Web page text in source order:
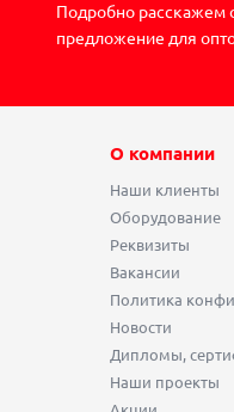
Подробно расскажем
предложение для
О компании
Наши клиенты
Оборудование
Реквизиты
Вакансии
Политика
Новости
Дипломы,
Наши проекты